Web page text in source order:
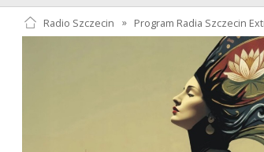
Radio Szczecin » Program Radia Szczecin